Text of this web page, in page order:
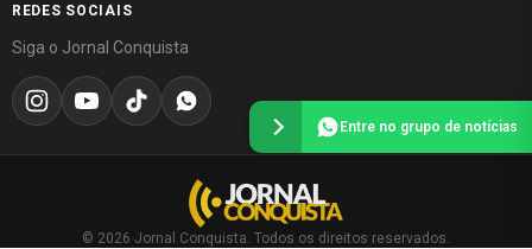
REDES SOCIAIS
Siga o Jornal Conquista
© 2026 Jornal Conquista. Todos os direitos reservados.
Entre no grupo de notícias